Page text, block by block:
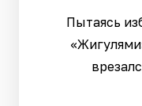
Пытаясь